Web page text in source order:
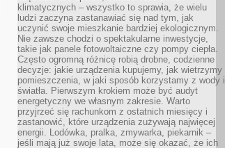
klimatycznych – wszystko to sprawia, że wielu
ludzi zaczyna zastanawiać się nad tym, jak
uczynić swoje mieszkanie bardziej ekologicznym.
Nie zawsze chodzi o spektakularne inwestycje,
takie jak panele fotowoltaiczne czy pompy ciepła.
Często ogromną różnicę robią drobne, codzienne
decyzje: jakie urządzenia kupujemy, jak wietrzymy
pomieszczenia, w jaki sposób korzystamy z wody i
światła. Pierwszym krokiem może być audyt
energetyczny we własnym zakresie. Warto
przyjrzeć się rachunkom z ostatnich miesięcy i
zastanowić, które urządzenia zużywają najwięcej
energii. Lodówka, pralka, zmywarka, piekarnik –
jeśli mają już swoje lata, może się okazać, że ich